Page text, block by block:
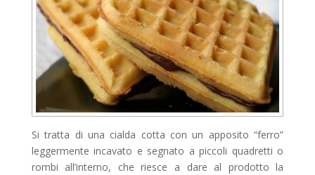
Si tratta di una cialda cotta con un apposito “ferro”
leggermente incavato e segnato a piccoli quadretti o
rombi all’interno, che riesce a dare al prodotto la